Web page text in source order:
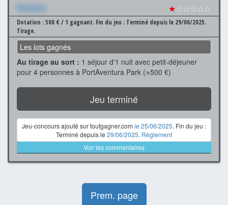
Xxxxxxx ★☆☆☆☆☆
Dotation : 500 € / 1 gagnant. Fin du jeu : Terminé depuis le 29/06/2025.
Tirage.
Les lots gagnés
Au tirage au sort : 1 séjour d'1 nuit avec petit-déjeuner
pour 4 personnes à PortAventura Park (≈500 €)
Jeu terminé
Jeu-concours ajouté sur toutgagner.com le 25/06/2025. Fin du jeu :
Terminé depuis le 29/06/2025. Règlement
Voir les commentaires
Prem. page